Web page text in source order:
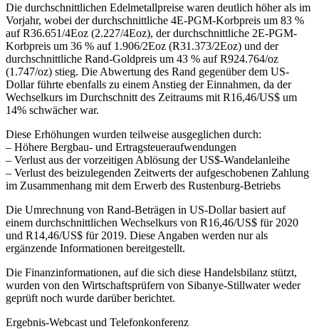
Die durchschnittlichen Edelmetallpreise waren deutlich höher als im
Vorjahr, wobei der durchschnittliche 4E-PGM-Korbpreis um 83 %
auf R36.651/4Eoz (2.227/4Eoz), der durchschnittliche 2E-PGM-
Korbpreis um 36 % auf 1.906/2Eoz (R31.373/2Eoz) und der
durchschnittliche Rand-Goldpreis um 43 % auf R924.764/oz
(1.747/oz) stieg. Die Abwertung des Rand gegenüber dem US-
Dollar führte ebenfalls zu einem Anstieg der Einnahmen, da der
Wechselkurs im Durchschnitt des Zeitraums mit R16,46/US$ um
14% schwächer war.
Diese Erhöhungen wurden teilweise ausgeglichen durch:
– Höhere Bergbau- und Ertragsteueraufwendungen
– Verlust aus der vorzeitigen Ablösung der US$-Wandelanleihe
– Verlust des beizulegenden Zeitwerts der aufgeschobenen Zahlung
im Zusammenhang mit dem Erwerb des Rustenburg-Betriebs
Die Umrechnung von Rand-Beträgen in US-Dollar basiert auf
einem durchschnittlichen Wechselkurs von R16,46/US$ für 2020
und R14,46/US$ für 2019. Diese Angaben werden nur als
ergänzende Informationen bereitgestellt.
Die Finanzinformationen, auf die sich diese Handelsbilanz stützt,
wurden von den Wirtschaftsprüfern von Sibanye-Stillwater weder
geprüft noch wurde darüber berichtet.
Ergebnis-Webcast und Telefonkonferenz